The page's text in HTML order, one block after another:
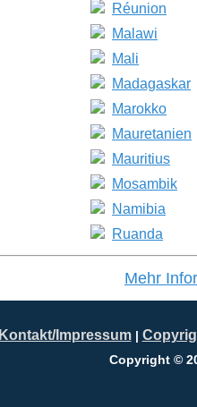
Réunion
Malawi
Mali
Madagaskar
Marokko
Mauretanien
Mauritius
Mosambik
Namibia
Ruanda
Mehr
Kontakt/Impressum|
Copyright ©